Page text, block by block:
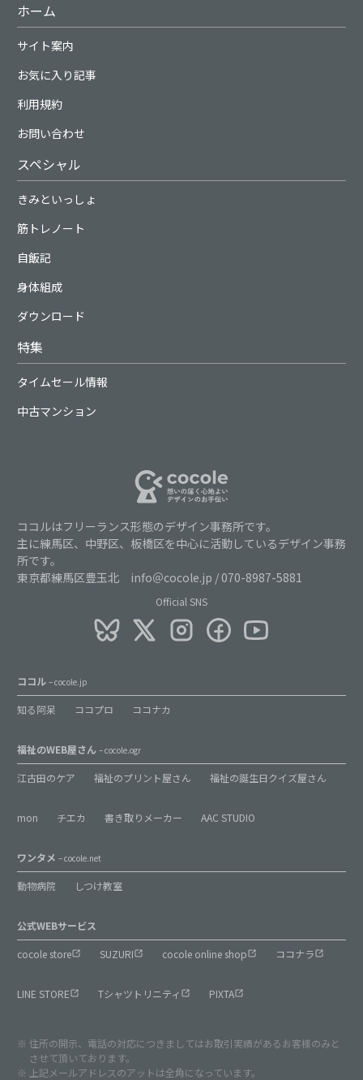
ホーム
サイト案内
お気に入り記事
利用規約
お問い合わせ
スペシャル
きみといっしょ
筋トレノート
自飯記
身体組成
ダウンロード
特集
タイムセール情報
中古マンション
ココルはフリーランス形態のデザイン事務所です。
主に練馬区、中野区、板橋区を中心に活動しているデザイン事務
所です。
東京都練馬区豊玉北 info＠cocole.jp / 070-8987-5881
Official SNS
ココル – cocole.jp
知る阿呆 ココプロ ココナカ
福祉のWEB屋さん – cocole.ogr
江古田のケア 福祉のプリント屋さん 福祉の誕生日クイズ屋さん
mon チエカ 書き取りメーカー AAC STUDIO
ワンタメ – cocole.net
動物病院 しつけ教室
公式WEBサービス
cocole store SUZURI cocole online shop ココナラ
LINE STORE Tシャツトリニティ PIXTA
住所の開示、電話の対応につきましてはお取引実績があるお客様のみと
させて頂いております。
上記メールアドレスのアットは全角になっています。